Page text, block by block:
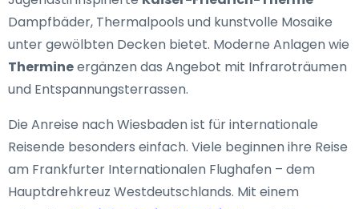
Dampfbäder, Thermalpools und kunstvolle Mosaike
unter gewölbten Decken bietet. Moderne Anlagen wie
Thermineergänzen das Angebot mit Infraroträumen
und Entspannungsterrassen.
Die Anreise nach Wiesbaden ist für internationale
Reisende besonders einfach. Viele beginnen ihre Reise
am Frankfurter Internationalen Flughafen – dem
Hauptdrehkreuz Westdeutschlands. Mit einem